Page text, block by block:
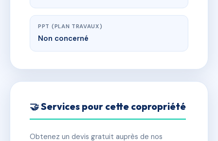
PPT (PLAN TRAVAUX)
Non concerné
🤝 Services pour cette copropriété
Obtenez un devis gratuit auprès de nos